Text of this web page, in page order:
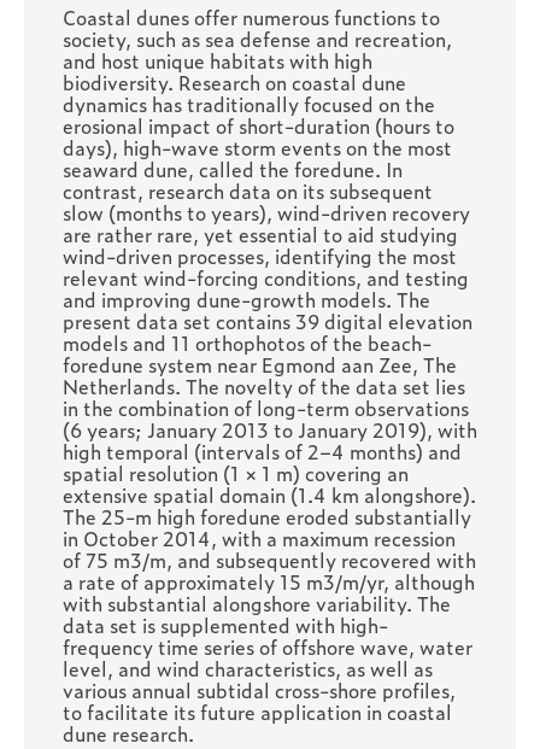
Coastal dunes offer numerous functions to
society, such as sea defense and recreation,
and host unique habitats with high
biodiversity. Research on coastal dune
dynamics has traditionally focused on the
erosional impact of short-duration (hours to
days), high-wave storm events on the most
seaward dune, called the foredune. In
contrast, research data on its subsequent
slow (months to years), wind-driven recovery
are rather rare, yet essential to aid studying
wind-driven processes, identifying the most
relevant wind-forcing conditions, and testing
and improving dune-growth models. The
present data set contains 39 digital elevation
models and 11 orthophotos of the beach-
foredune system near Egmond aan Zee, The
Netherlands. The novelty of the data set lies
in the combination of long-term observations
(6 years; January 2013 to January 2019), with
high temporal (intervals of 2–4 months) and
spatial resolution (1 × 1 m) covering an
extensive spatial domain (1.4 km alongshore).
The 25-m high foredune eroded substantially
in October 2014, with a maximum recession
of 75 m3/m, and subsequently recovered with
a rate of approximately 15 m3/m/yr, although
with substantial alongshore variability. The
data set is supplemented with high-
frequency time series of offshore wave, water
level, and wind characteristics, as well as
various annual subtidal cross-shore profiles,
to facilitate its future application in coastal
dune research.